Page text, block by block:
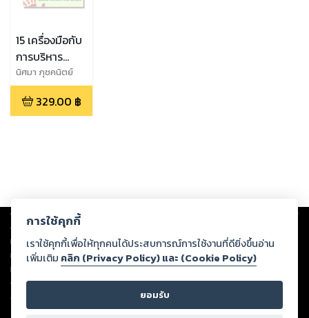
15 เครื่องมือกับ
การบริหาร
องค์กร
ินิศมา ภุชคนิตย์
329.00 ฿
Copyright © 2026
ต่อผลงานหรือเนื้อหาใดที่อัปโหลดผ่านเว็บไซต์และปรากฏว่าละเมิดสิทธิใน
ทรัพย์สินทางปัญญาของบุคคลอื่นหรือขัดต่อกฎหมายและศีลธรรม ดังนั้น ผู้อ่าน
ทุกท่านโปรดใช้วิจารณญาณในการกลั่นกรองด้วยตนเอง และหากท่านพบว่าส่วน
หนึ่งส่วนใดขัดต่อกฎหมายและศีลธรรม กรุณาแจ้งมายังบริษัท เพื่อทีมงานจะได้
ดำเนินการในทันที ทั้งนี้ ทางสตอรี่ล็อกขอสงวนลิขสิทธิ์ตามพระราชบัญญัติ
ลิขสิทธิ์ พ.ศ. 2537 (ฉบับล่าสุด)
การใช้คุกกี้
เราใช้คุกกี้เพื่อให้ทุกคนได้ประสบการณ์การใช้งานที่ดียิ่งขึ้นอ่าน
เพิ่มเติม คลิก (Privacy Policy) และ (Cookie Policy)
ยอมรับ